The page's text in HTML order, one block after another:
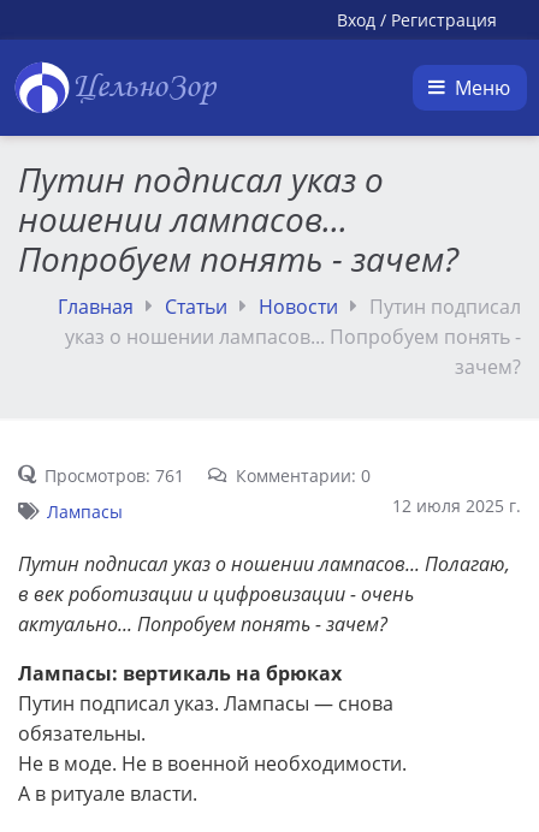
Вход / Регистрация
ЦельноЗор Меню
Путин подписал указ о
ношении лампасов...
Попробуем понять - зачем?
Главная Статьи Новости
Путин подписал
указ о ношении лампасов... Попробуем понять -
зачем?
Просмотров: 761
Комментарии: 0
12 июля 2025 г.
Лампасы
Путин подписал указ о ношении лампасов... Полагаю,
в век роботизации и цифровизации - очень
актуально... Попробуем понять - зачем?
Лампасы: вертикаль на брюках
Путин подписал указ. Лампасы — снова
обязательны.
Не в моде. Не в военной необходимости.
А в ритуале власти.